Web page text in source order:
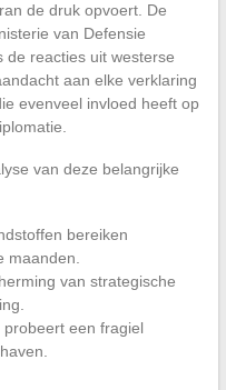
de druk opvoert. De
van Defensie
de reacties uit westerse
aan elke verklaring
evenveel invloed heeft op
van deze belangrijke
bereiken
maanden.
van strategische
probeert een fragiel